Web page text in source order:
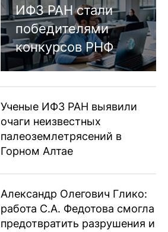
ИФЗ РАН стали
победителями
конкурсов РНФ
Ученые ИФЗ РАН выявили
очаги неизвестных
палеоземлетрясений в
Горном Алтае
Александр Олегович Глико:
работа С.А. Федотова смогла
предотвратить разрушения и